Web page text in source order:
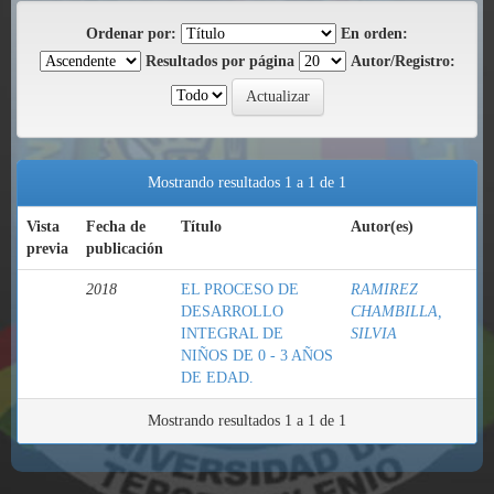
Ordenar por:
En orden:
Resultados por página
Autor/Registro:
Mostrando resultados 1 a 1 de 1
Vista
previa
Fecha de
publicación
Título Autor(es)
2018
EL PROCESO DE
DESARROLLO
INTEGRAL DE
NIÑOS DE 0 - 3 AÑOS
DE EDAD.
RAMIREZ
CHAMBILLA,
SILVIA
Mostrando resultados 1 a 1 de 1